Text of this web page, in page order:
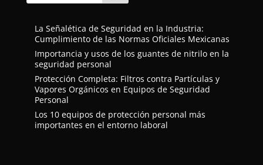
La Señalética de Seguridad en la Industria:
Cumplimiento de las Normas Oficiales Mexicanas
Importancia y usos de los guantes de nitrilo en la
seguridad personal
Protección Completa: Filtros contra Partículas y
Vapores Orgánicos en Equipos de Seguridad
Personal
Los 10 equipos de protección personal más
importantes en el entorno laboral